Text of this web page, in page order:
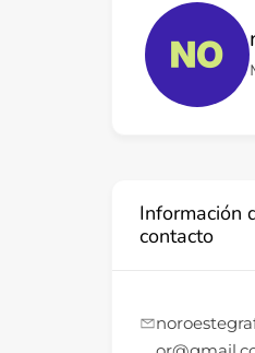
Información
contacto